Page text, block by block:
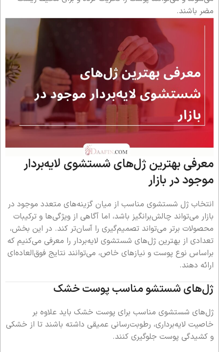
مضر باشند.
معرفی بهترین ژل‌های شستشوی لایه‌بردار
موجود در بازار
انتخاب ژل شستشوی مناسب از میان گزینه‌های متعدد موجود در
بازار می‌تواند چالش‌برانگیز باشد، اما آگاهی از ویژگی‌ها و ترکیبات
محصولات برتر می‌تواند تصمیم‌گیری را آسان‌تر کند. در این بخش،
تعدادی از بهترین ژل‌های شستشوی لایه‌بردار را معرفی می‌کنیم که
براساس نوع پوست و نیازهای خاص، می‌توانند نتایج فوق‌العاده‌ای
ارائه دهند.
ژل‌های شستشو مناسب پوست خشک
ژل‌های شستشوی مناسب برای پوست خشک باید علاوه بر
خاصیت لایه‌برداری، رطوبت‌رسانی عمیقی داشته باشند تا از خشکی
و کشیدگی پوست جلوگیری کنند.